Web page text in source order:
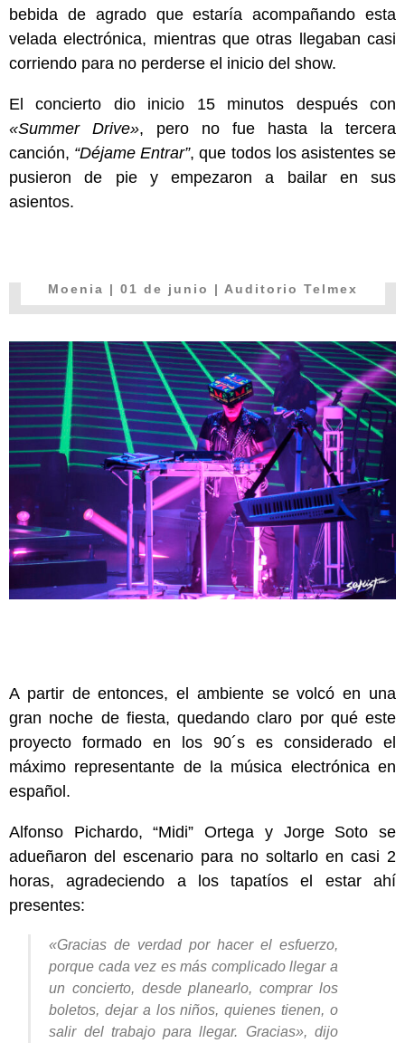
bebida de agrado que estaría acompañando esta
velada electrónica, mientras que otras llegaban casi
corriendo para no perderse el inicio del show.
El concierto dio inicio 15 minutos después con
«Summer Drive», pero no fue hasta la tercera
canción, “Déjame Entrar”, que todos los asistentes se
pusieron de pie y empezaron a bailar en sus
asientos.
Moenia | 01 de junio | Auditorio Telmex
A partir de entonces, el ambiente se volcó en una
gran noche de fiesta, quedando claro por qué este
proyecto formado en los 90´s es considerado el
máximo representante de la música electrónica en
español.
Alfonso Pichardo, “Midi” Ortega y Jorge Soto se
adueñaron del escenario para no soltarlo en casi 2
horas, agradeciendo a los tapatíos el estar ahí
presentes:
«Gracias de verdad por hacer el esfuerzo,
porque cada vez es más complicado llegar a
un concierto, desde planearlo, comprar los
boletos, dejar a los niños, quienes tienen, o
salir del trabajo para llegar. Gracias», dijo